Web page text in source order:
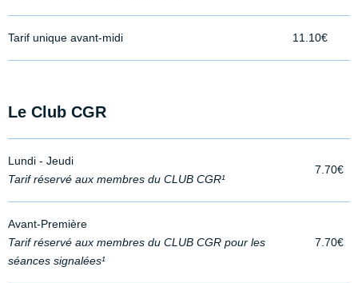
Tarif unique avant-midi 11.10€
Le Club CGR
Lundi - Jeudi
Tarif réservé aux membres du CLUB CGR¹
7.70€
Avant-Première
Tarif réservé aux membres du CLUB CGR pour les
séances signalées¹
7.70€